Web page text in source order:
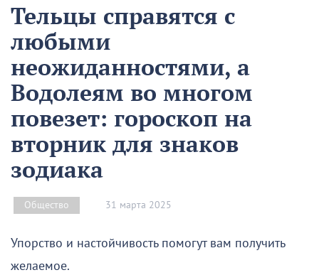
Тельцы справятся с
любыми
неожиданностями, а
Водолеям во многом
повезет: гороскоп на
вторник для знаков
зодиака
Общество 31 марта 2025
Упорство и настойчивость помогут вам получить
желаемое.